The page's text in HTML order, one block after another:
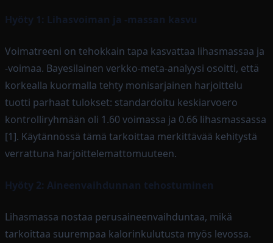
Hyöty 1: Lihasvoiman ja -massan kasvu
Voimatreeni on tehokkain tapa kasvattaa lihasmassaa ja
-voimaa. Bayesilainen verkko-meta-analyysi osoitti, että
korkealla kuormalla tehty monisarjainen harjoittelu
tuotti parhaat tulokset: standardoitu keskiarvoero
kontrolliryhmään oli 1.60 voimassa ja 0.66 lihasmassassa
[1]. Käytännössä tämä tarkoittaa merkittävää kehitystä
verrattuna harjoittelemattomuuteen.
Hyöty 2: Aineenvaihdunnan tehostuminen
Lihasmassa nostaa perusaineenvaihduntaa, mikä
tarkoittaa suurempaa kalorinkulutusta myös levossa.